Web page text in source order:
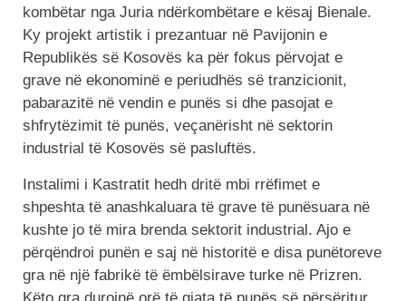
kombëtar nga Juria ndërkombëtare e kësaj Bienale.
Ky projekt artistik i prezantuar në Pavijonin e
Republikës së Kosovës ka për fokus përvojat e
grave në ekonominë e periudhës së tranzicionit,
pabarazitë në vendin e punës si dhe pasojat e
shfrytëzimit të punës, veçanërisht në sektorin
industrial të Kosovës së pasluftës.
Instalimi i Kastratit hedh dritë mbi rrëfimet e
shpeshta të anashkaluara të grave të punësuara në
kushte jo të mira brenda sektorit industrial. Ajo e
përqëndroi punën e saj në historitë e disa punëtoreve
gra në një fabrikë të ëmbëlsirave turke në Prizren.